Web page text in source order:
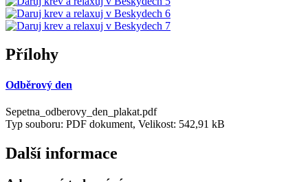
Přílohy
Odběrový den
Sepetna_odberovy_den_plakat.pdf
Typ souboru: PDF dokument, Velikost: 542,91 kB
Další informace